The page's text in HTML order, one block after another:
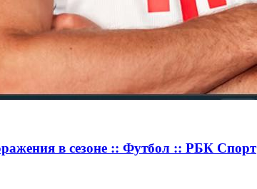
в сезоне :: Футбол :: РБК Спорт